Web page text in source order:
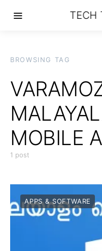
TECH
BROWSING TAG
MOBILE
1 post
APPS & SOFTWARE